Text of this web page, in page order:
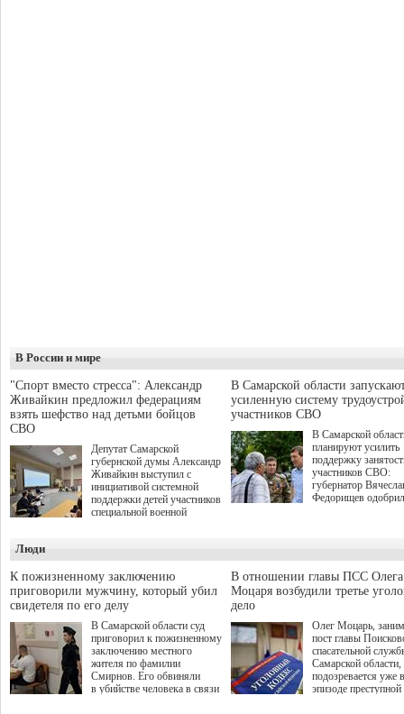
В России и мире
"Спорт вместо стресса": Александр
Живайкин предложил федерациям
взять шефство над детьми бойцов
СВО
Депутат Самарской
губернской думы Александр
Живайкин выступил с
инициативой системной
поддержки детей участников
специальной военной
"Помощь фронту и семьям
участников СВО", которая
прошла в Отрадном 7
августа.
В Самарской области
усиленную систему
участников СВО
В Самарской
планируют усилить
поддержку
участников СВО:
губернатор
Федорищев
на трудоустройство
спокойную
мирной жизни.
Люди
К пожизненному заключению
приговорили мужчину, который убил
свидетеля по его делу
В Самарской области суд
приговорил к пожизненному
заключению местного
жителя по фамилии
Смирнов. Его обвиняли
в убийстве человека в связи
В отношении главы ПСС Олега
Моцаря возбудили третье
дело
Олег Моцарь,
пост главы
спасательной
Самарской области,
подозревается уже
эпизоде преступной